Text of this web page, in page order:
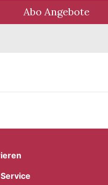
Abo Angebote